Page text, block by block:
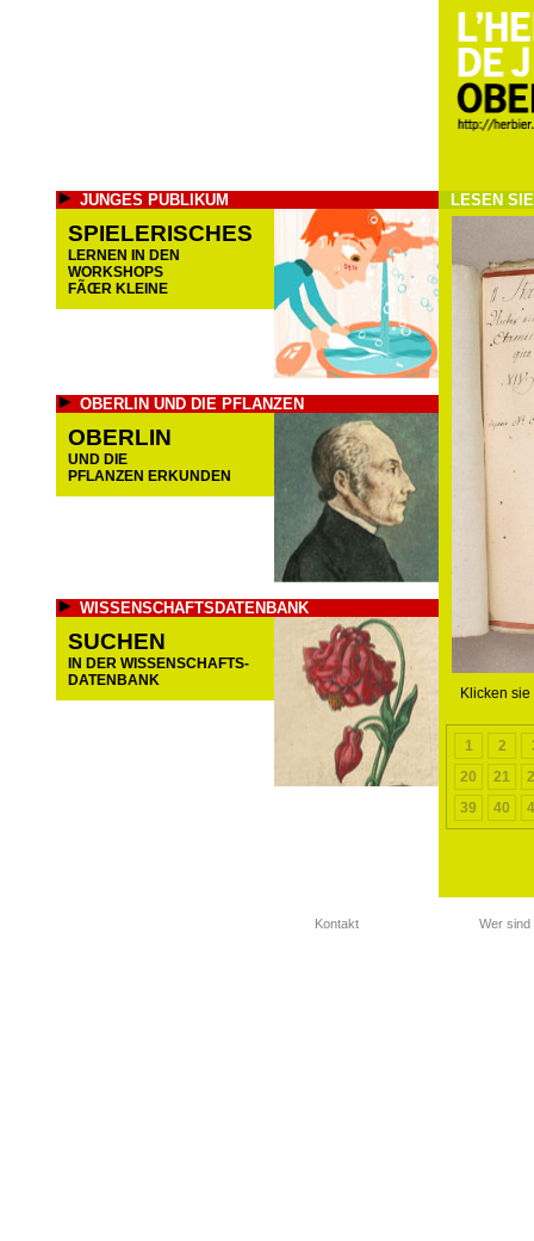
JUNGES PUBLIKUM
SPIELERISCHES
LERNEN IN DEN
WORKSHOPS
FÃŒR KLEINE
OBERLIN UND DIE PFLANZEN
OBERLIN
UND DIE
PFLANZEN ERKUNDEN
WISSENSCHAFTSDATENBANK
SUCHEN
IN DER WISSENSCHAFTS-
DATENBANK
LESEN
Klicken
1 2
20
21
39
40
Kontakt Wer sind